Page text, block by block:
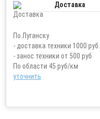
Доставка
По Луганску
- доставка техники 1000 руб.
- занос техники от 500 руб
По области 45 руб/км
уточнить